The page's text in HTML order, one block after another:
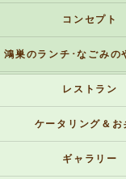
コンセプト
レストラン
ケータリング＆お
ギャラリー